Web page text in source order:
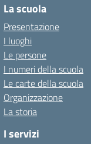
La scuola
Presentazione
I luoghi
Le persone
I numeri della scuola
Le carte della scuola
Organizzazione
La storia
I servizi